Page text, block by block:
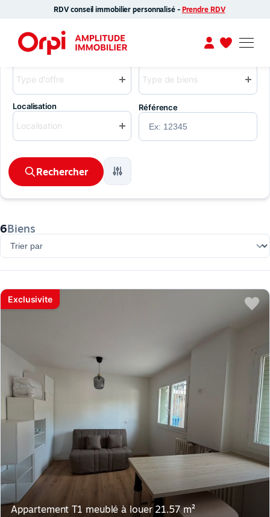
Orpi Amplitude
Type d'offre Type de biens
Localisation
Localisation
Référence
Rechercher
6Biens
Exclusivite
Appartement T1 meublé à louer 21.57 m²
RDV conseil immobilier personnalisé - Prendre RDV